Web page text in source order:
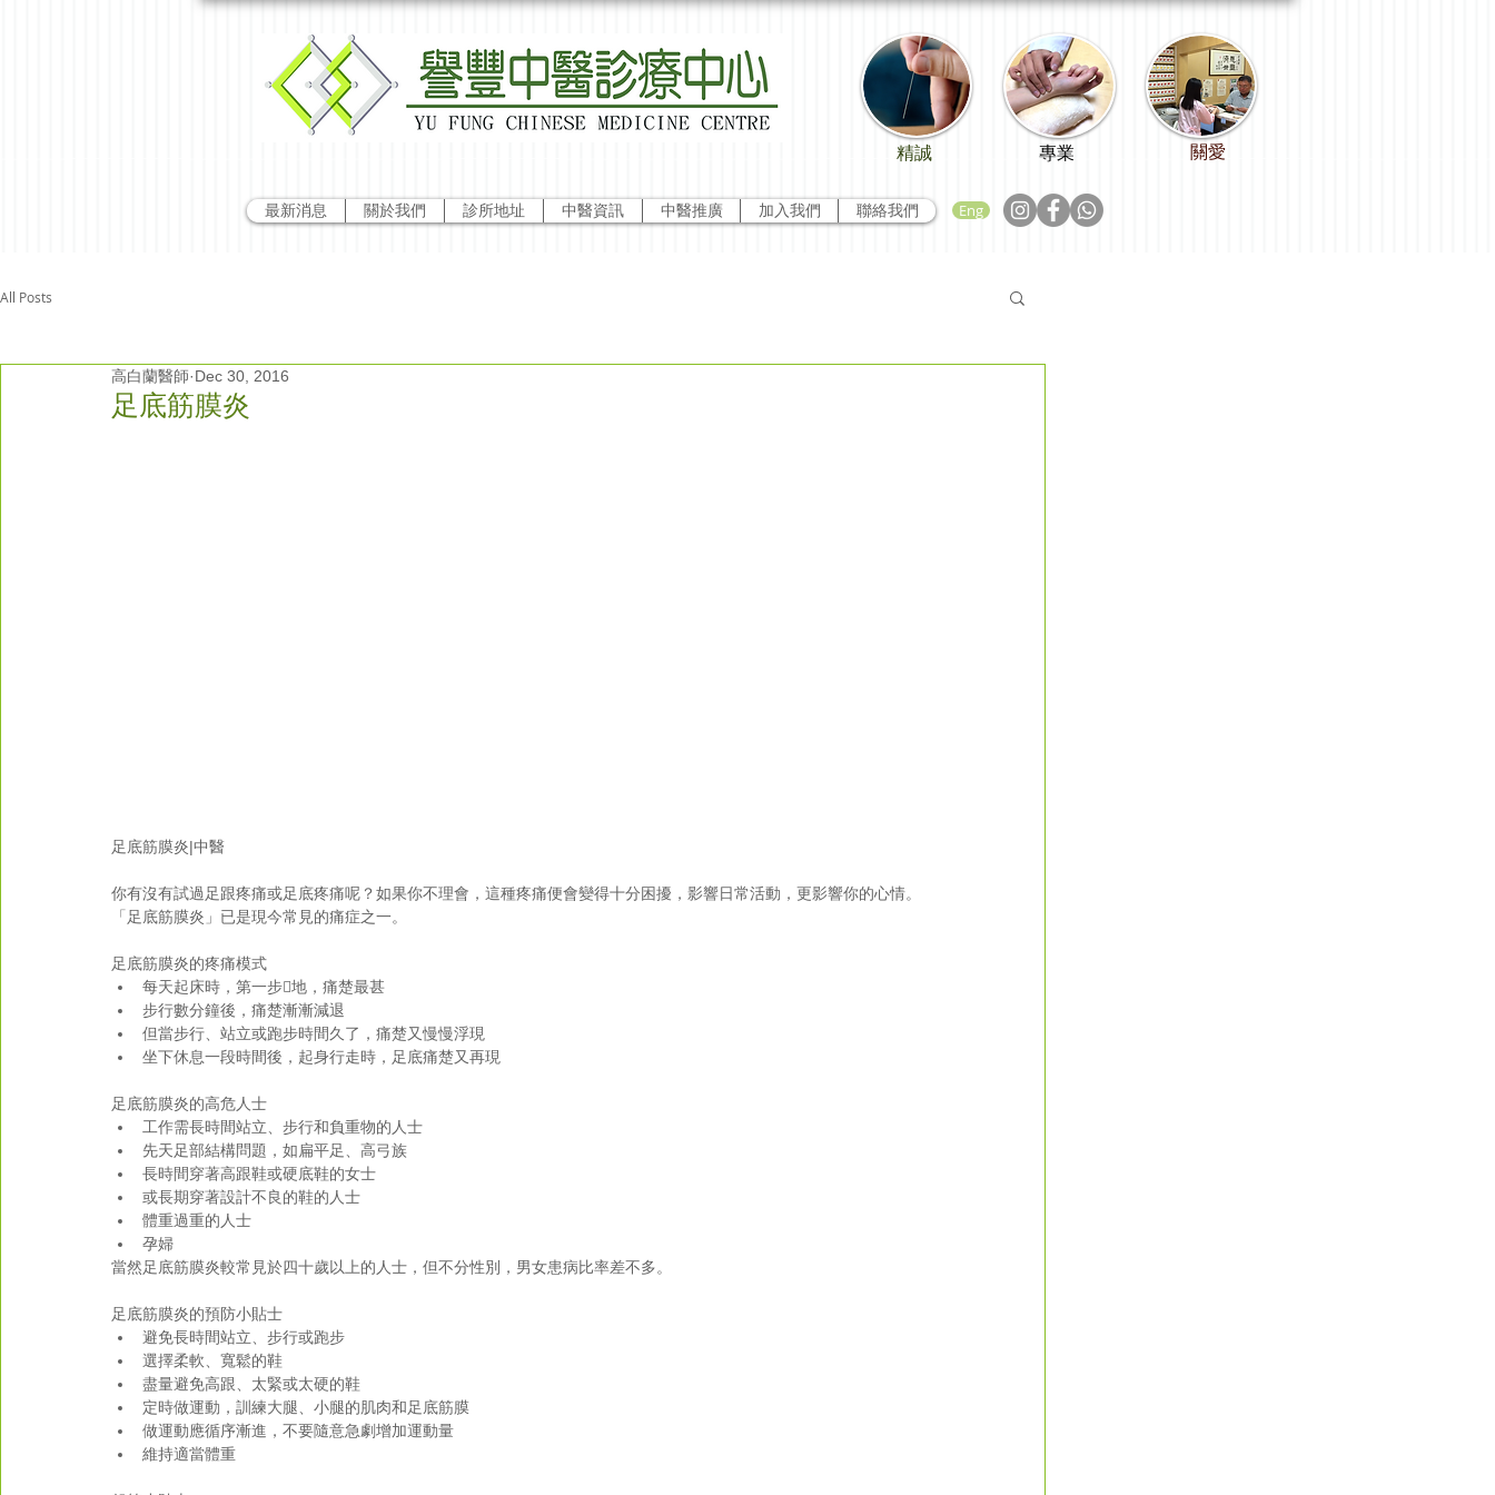
精誠
最新消息 關於我們 診所地址 中醫資訊 中醫推廣 加入我們 聯絡我們 Eng
專業 關愛
All Posts
足底筋膜炎
高白蘭醫師 Dec 30, 2016
足底筋膜炎|中醫
你有沒有試過足跟疼痛或足底疼痛呢？如果你不理會，這種疼痛便會變得十分困擾，影響日常活動，更影響你的心情。
「足底筋膜炎」已是現今常見的痛症之一。
足底筋膜炎的疼痛模式
每天起床時，第一步地，痛楚最甚
步行數分鐘後，痛楚漸漸減退
但當步行、站立或跑步時間久了，痛楚又慢慢浮現
坐下休息一段時間後，起身行走時，足底痛楚又再現
足底筋膜炎的高危人士
工作需長時間站立、步行和負重物的人士
先天足部結構問題，如扁平足、高弓族
長時間穿著高跟鞋或硬底鞋的女士
或長期穿著設計不良的鞋的人士
體重過重的人士
孕婦
當然足底筋膜炎較常見於四十歲以上的人士，但不分性別，男女患病比率差不多。
足底筋膜炎的預防小貼士
避免長時間站立、步行或跑步
選擇柔軟、寬鬆的鞋
盡量避免高跟、太緊或太硬的鞋
定時做運動，訓練大腿、小腿的肌肉和足底筋膜
做運動應循序漸進，不要隨意急劇增加運動量
維持適當體重